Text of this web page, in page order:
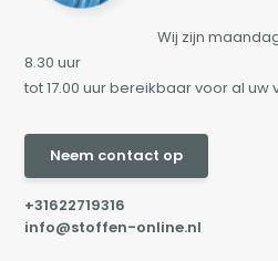
Wij zijn
8.30 uur
tot 17.00 uur bereikbaar voor al uw
Neem contact op
+31622719316
info@stoffen-online.nl